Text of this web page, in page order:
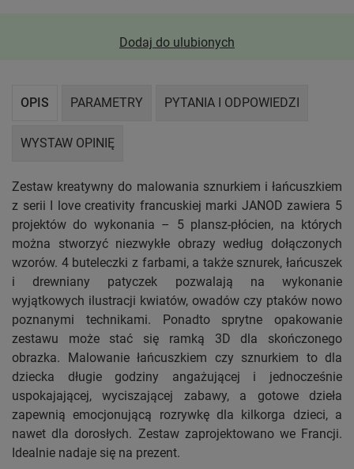
Dodaj do ulubionych
OPIS PARAMETRY PYTANIA I ODPOWIEDZI
WYSTAW OPINIĘ
Zestaw kreatywny do malowania sznurkiem i łańcuszkiem
z serii I love creativity francuskiej marki JANOD zawiera 5
projektów do wykonania – 5 plansz-płócien, na których
można stworzyć niezwykłe obrazy według dołączonych
wzorów. 4 buteleczki z farbami, a także sznurek, łańcuszek
i drewniany patyczek pozwalają na wykonanie
wyjątkowych ilustracji kwiatów, owadów czy ptaków nowo
poznanymi technikami. Ponadto sprytne opakowanie
zestawu może stać się ramką 3D dla skończonego
obrazka. Malowanie łańcuszkiem czy sznurkiem to dla
dziecka długie godziny angażującej i jednocześnie
uspokajającej, wyciszającej zabawy, a gotowe dzieła
zapewnią emocjonującą rozrywkę dla kilkorga dzieci, a
nawet dla dorosłych. Zestaw zaprojektowano we Francji.
Idealnie nadaje się na prezent.